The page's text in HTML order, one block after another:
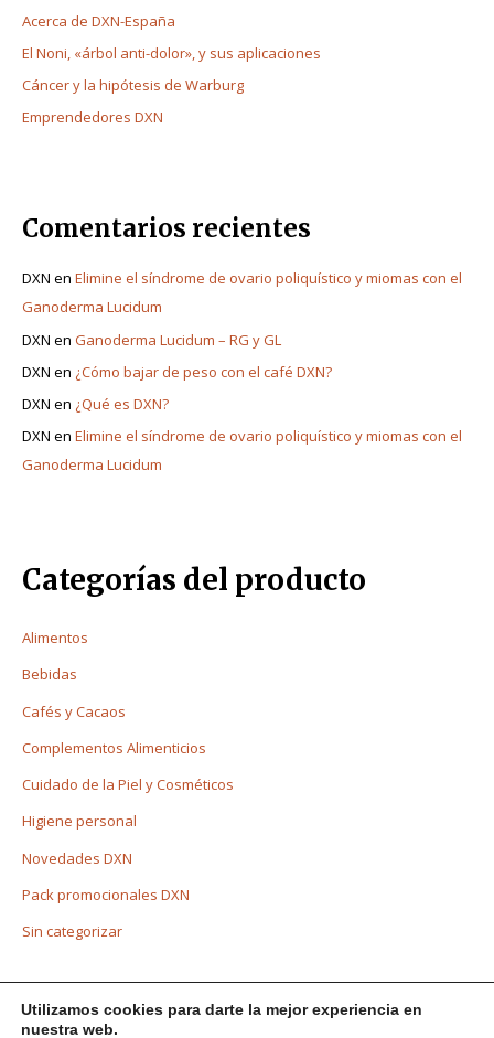
Acerca de DXN-España
El Noni, «árbol anti-dolor», y sus aplicaciones
Cáncer y la hipótesis de Warburg
Emprendedores DXN
Comentarios recientes
DXN enElimine el síndrome de ovario poliquístico y miomas con el
Ganoderma Lucidum
DXN enGanoderma Lucidum – RG y GL
DXN en ¿Cómo bajar de peso con el café DXN?
DXN en ¿Qué es DXN?
DXN enElimine el síndrome de ovario poliquístico y miomas con el
Ganoderma Lucidum
Categorías del producto
Alimentos
Bebidas
Cafés y Cacaos
Complementos Alimenticios
Cuidado de la Piel y Cosméticos
Higiene personal
Novedades DXN
Pack promocionales DXN
Sin categorizar
Utilizamos cookies para darte la mejor experiencia en
nuestra web.